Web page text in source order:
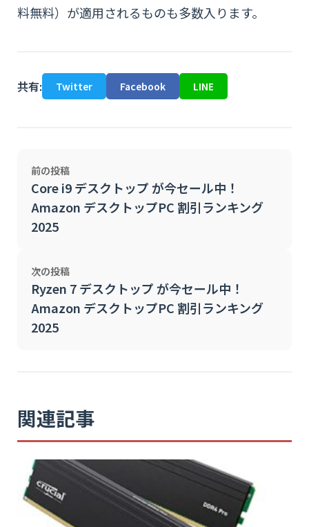
料無料）が適用されるものも多数入ります。
共有: Twitter Facebook LINE
前の投稿
Core i9 デスクトップ が今セール中！
Amazon デスクトップPC 割引ランキング
2025
次の投稿
Ryzen 7 デスクトップ が今セール中！
Amazon デスクトップPC 割引ランキング
2025
関連記事